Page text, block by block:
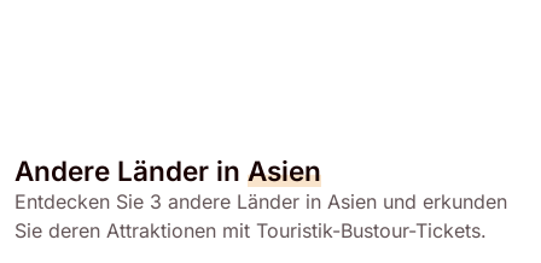
Andere Länder in Asien
Entdecken Sie 3 andere Länder in Asien und erkunden
Sie deren Attraktionen mit Touristik-Bustour-Tickets.